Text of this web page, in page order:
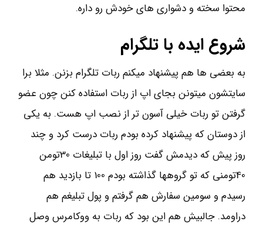
محتوا سخته و دشواری های خودش رو داره.
شروع ایده با تلگرام
به بعضی ها هم پیشنهاد میکنم ربات تلگرام بزنن. مثلا برا
سایتشون میتونن بجای اپ از ربات استفاده کنن چون عضو
گرفتن تو ربات خیلی آسون تر از نصب اپ هست. به یکی
از دوستان که پیشنهاد کرده بودم ربات درست کرد و چند
روز پیش که دیدمش گفت روز اول با تبلیغات 30تومن
40تومنی که تو گروهها گذاشته بودم 100 تا بازدید هم
رسیدم و سومین سفارش هم گرفتم و پول تبلیغم هم
دراومد. جالبیش هم این بود که ربات به ووکامرس وصل